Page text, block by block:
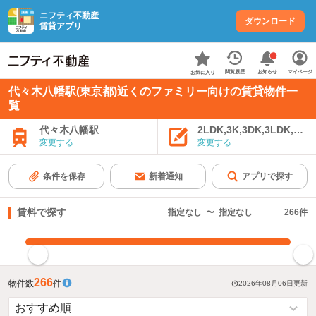
ニフティ不動産
賃貸アプリ
ダウンロード
お気に入り 閲覧履歴 お知らせ マイページ
代々木八幡駅(東京都)近くのファミリー向けの賃貸物件一
覧
代々木八幡駅
変更する 変更する
条件を保存 新着通知 アプリで探す
賃料で探す 指定なし 〜 指定なし 266件
物件数266件 2026年08月06日更新